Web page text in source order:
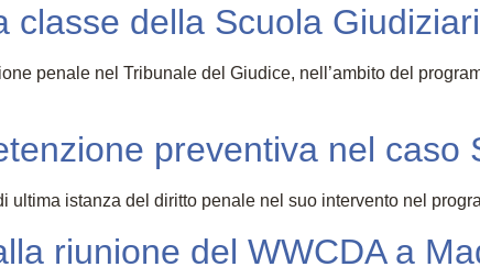
della Scuola
penale nel Tribunale del Giudice, nell’ambito del
preventiva nel caso
ultima istanza del diritto penale nel suo intervento nel
riunione del WWCDA a